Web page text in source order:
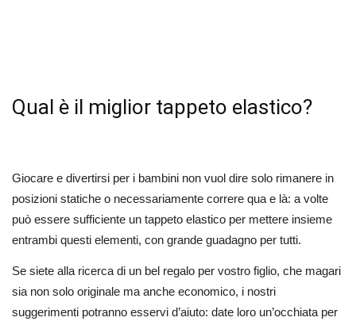
Qual è il miglior tappeto elastico?
Giocare e divertirsi per i bambini non vuol dire solo rimanere in
posizioni statiche o necessariamente correre qua e là: a volte
può essere sufficiente un tappeto elastico per mettere insieme
entrambi questi elementi, con grande guadagno per tutti.
Se siete alla ricerca di un bel regalo per vostro figlio, che magari
sia non solo originale ma anche economico, i nostri
suggerimenti potranno esservi d’aiuto: date loro un’occhiata per